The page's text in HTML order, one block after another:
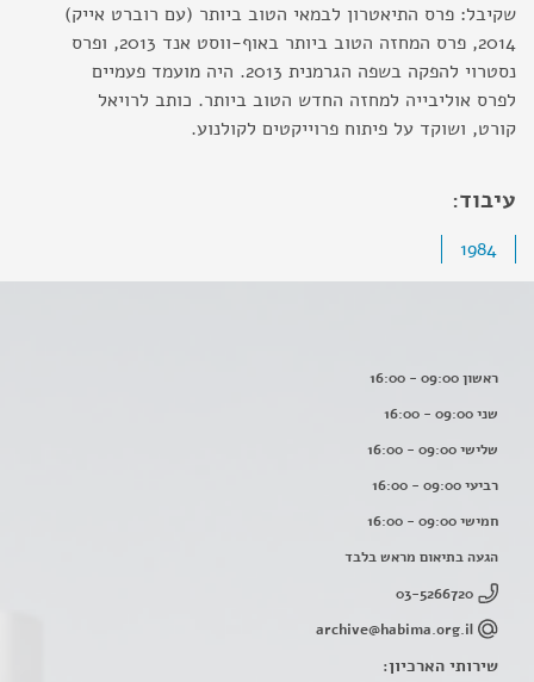
שקיבל: פרס התיאטרון לבמאי הטוב ביותר (עם רוברט אייק)
2014, פרס המחזה הטוב ביותר באוף-ווסט אנד 2013, ופרס
נסטרוי להפקה בשפה הגרמנית 2013. היה מועמד פעמיים
לפרס אוליבייה למחזה החדש הטוב ביותר. כותב לרויאל
קורט, ושוקד על פיתוח פרוייקטים לקולנוע.
עיבוד:
1984
ראשון 09:00 - 16:00
שני 09:00 - 16:00
שלישי 09:00 - 16:00
רביעי 09:00 - 16:00
חמישי 09:00 - 16:00
הגעה בתיאום מראש בלבד
03-5266720
archive@habima.org.il
שירותי הארכיון: